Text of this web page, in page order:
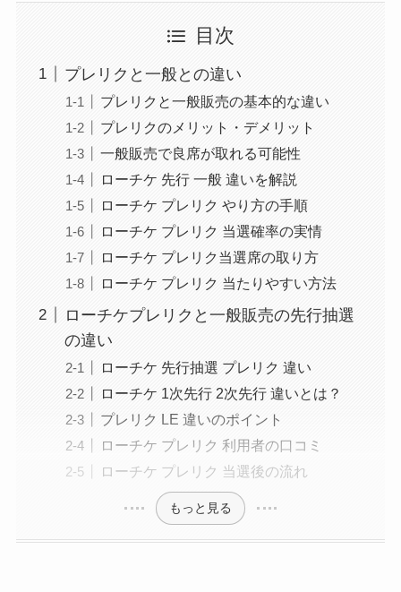
目次
プレリクと一般との違い
プレリクと一般販売の基本的な違い
プレリクのメリット・デメリット
一般販売で良席が取れる可能性
ローチケ 先行 一般 違いを解説
ローチケ プレリク やり方の手順
ローチケ プレリク 当選確率の実情
ローチケ プレリク当選席の取り方
ローチケ プレリク 当たりやすい方法
ローチケプレリクと一般販売の先行抽選
の違い
ローチケ 先行抽選 プレリク 違い
ローチケ 1次先行 2次先行 違いとは？
プレリク LE 違いのポイント
ローチケ プレリク 利用者の口コミ
ローチケ プレリク 当選後の流れ
もっと見る